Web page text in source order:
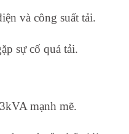
và công suất tải.
sự cố quá tải.
mạnh mẽ.